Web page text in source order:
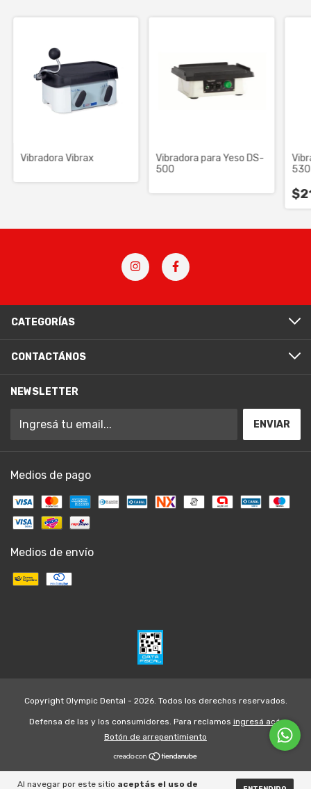
Al navegar por este sitio aceptás el uso de
Vibradora Vibrax
Vibradora para Yeso DS-
500
530
CATEGORÍAS
CONTACTÁNOS
NEWSLETTER
Medios de pago
Medios de envío
Copyright Olympic Dental - 2026. Todos los derechos reservados.
Defensa de las y los consumidores. Para reclamos ingresá acá.
Botón de arrepentimiento